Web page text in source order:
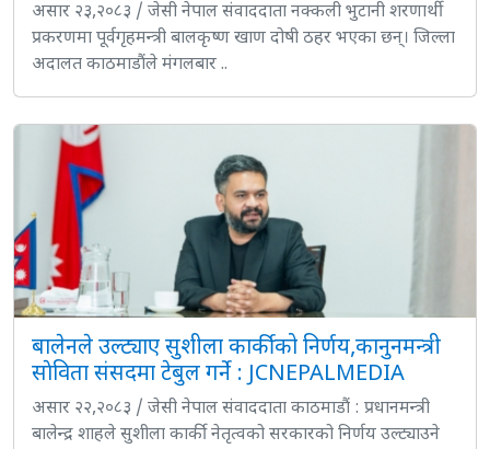
असार २३,२०८३ / जेसी नेपाल संवाददाता नक्कली भुटानी शरणार्थी
प्रकरणमा पूर्वगृहमन्त्री बालकृष्ण खाण दोषी ठहर भएका छन्। जिल्ला
अदालत काठमाडौंले मंगलबार ..
बालेनले उल्ट्याए सुशीला कार्कीको निर्णय,कानुनमन्त्री
साेविता संसदमा टेबुल गर्ने : JCNEPALMEDIA
असार २२,२०८३ / जेसी नेपाल संवाददाता काठमाडौं : प्रधानमन्त्री
बालेन्द्र शाहले सुशीला कार्की नेतृत्वको सरकारको निर्णय उल्ट्याउने